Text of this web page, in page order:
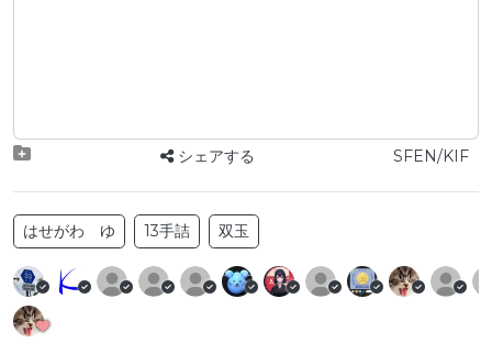
シェアする SFEN/KIF
はせがわ ゆ 13手詰 双玉